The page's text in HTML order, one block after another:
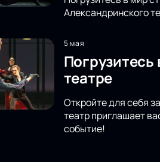
Александринского
5 мая
театре
Откройте для себя
театр приглашает
событие!